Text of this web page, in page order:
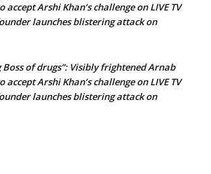
accept Arshi Khan’s challenge on LIVE TV
launches blistering attack on
Boss of drugs”: Visibly frightened Arnab
accept Arshi Khan’s challenge on LIVE TV
launches blistering attack on